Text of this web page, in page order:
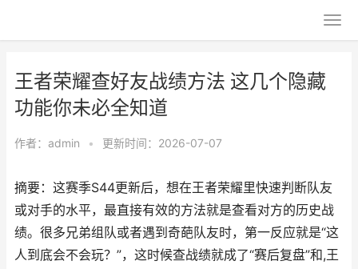
王者荣耀查好友战绩方法 这几个隐藏
功能你未必全知道
作者： admin • 更新时间：2026-07-07
摘要：这赛季S44更新后，想在王者荣耀里快速判断队友
或对手的水平，最直接有效的方法就是查看对方的历史战
绩。很多兄弟组队或者遇到奇葩队友时，第一反应就是“这
人到底会不会玩？”，这时候查战绩就成了“赛后复盘”和,王